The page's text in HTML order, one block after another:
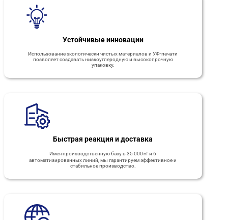
Устойчивые инновации
Использование экологически чистых материалов и УФ-печати
позволяет создавать низкоуглеродную и высокопрочную
упаковку.
Быстрая реакция и доставка
Имея производственную базу в 35 000㎡ и 6
автоматизированных линий, мы гарантируем эффективное и
стабильное производство.